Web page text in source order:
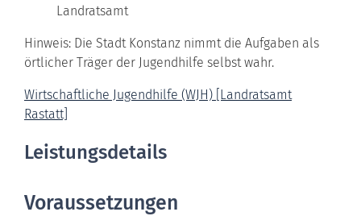
Landratsamt
Hinweis: Die Stadt Konstanz nimmt die Aufgaben als
örtlicher Träger der Jugendhilfe selbst wahr.
Wirtschaftliche Jugendhilfe (WJH) [Landratsamt
Rastatt]
Leistungsdetails
Voraussetzungen